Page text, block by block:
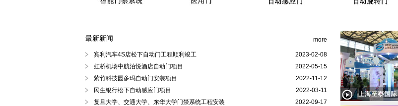
最新新闻 more
宾利汽车4S店松下自动门工程顺利竣工
2023-02-08
虹桥机场中航泊悦酒店自动门项目
2022-05-15
紫竹科技园多玛自动门安装项目
2022-11-12
民生银行松下自动感应门项目
2022-03-11
复旦大学、交通大学、东华大学门禁系统工程安装
2022-09-17